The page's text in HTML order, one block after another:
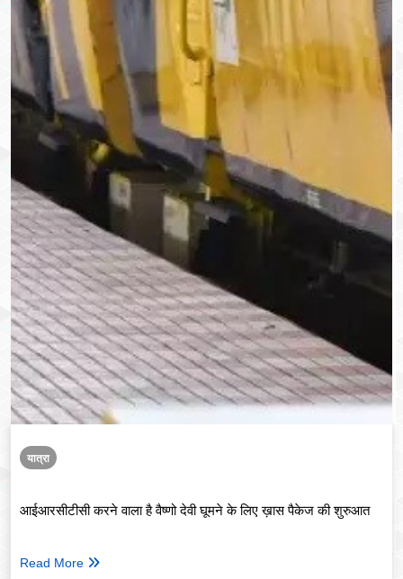
यात्रा
आईआरसीटीसी करने वाला है वैष्णो देवी घूमने के लिए ख़ास पैकेज की शुरुआत
Read More